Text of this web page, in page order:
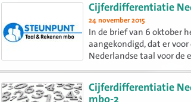
Cijferdifferentiatie
24 november 2015
In de brief van 6 oktober
aangekondigd, dat er
Nederlandse taal voor
(2015 -2016)
Cijferdifferentiatie